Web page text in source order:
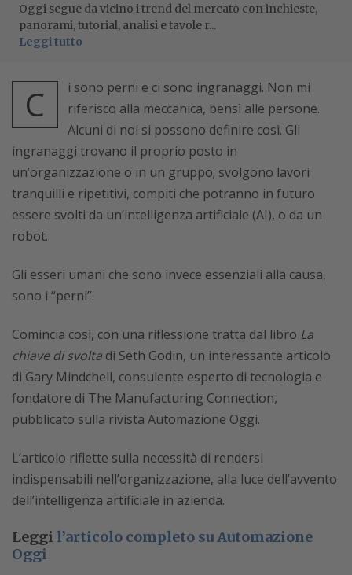
Oggi segue da vicino i trend del mercato con inchieste,
panorami, tutorial, analisi e tavole r...
Leggi tutto
C
i sono perni e ci sono ingranaggi. Non mi
riferisco alla meccanica, bensì alle persone.
Alcuni di noi si possono definire così. Gli
ingranaggi trovano il proprio posto in
un’organizzazione o in un gruppo; svolgono lavori
tranquilli e ripetitivi, compiti che potranno in futuro
essere svolti da un’intelligenza artificiale (AI), o da un
robot.
Gli esseri umani che sono invece essenziali alla causa,
sono i “perni”.
Comincia così, con una riflessione tratta dal libro La
chiave di svolta di Seth Godin, un interessante articolo
di Gary Mindchell, consulente esperto di tecnologia e
fondatore di The Manufacturing Connection,
pubblicato sulla rivista Automazione Oggi.
L’articolo riflette sulla necessità di rendersi
indispensabili nell’organizzazione, alla luce dell’avvento
dell’intelligenza artificiale in azienda.
Leggi l’articolo completo su Automazione
Oggi